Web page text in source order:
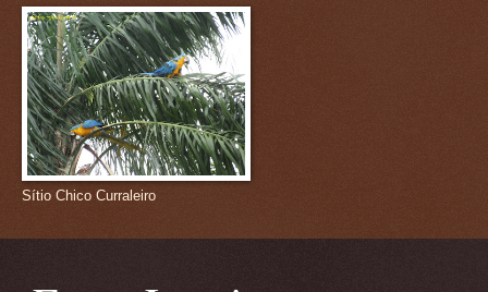
Sítio Chico Curraleiro